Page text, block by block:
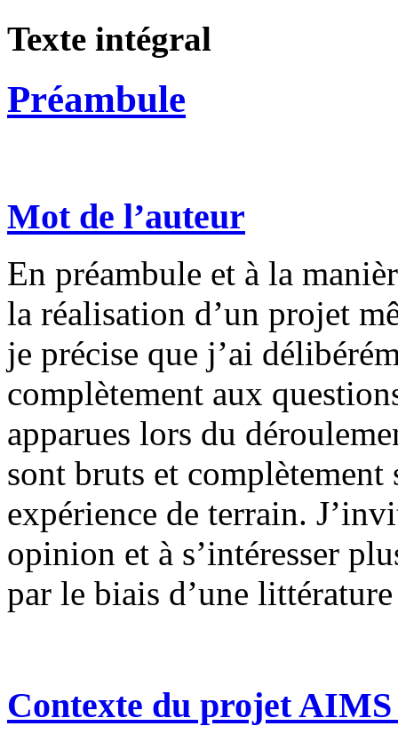
Texte intégral
Préambule
Mot de l’auteur
En préambule et à la
la réalisation d’un projet
je précise que j’ai
complètement aux
apparues lors du
sont bruts et
expérience de terrain.
opinion et à s’intéresser
par le biais d’une
Contexte du projet